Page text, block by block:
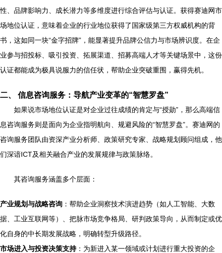
性、品牌影响力、成长潜力等多维度进行综合评估与认证。获得赛迪网市
场地位认证，意味着企业的行业地位获得了国家级第三方权威机构的背
书，这如同一块“金字招牌”，能显著提升品牌公信力与市场辨识度。在企
业参与招投标、吸引投资、拓展渠道、招募高端人才等关键场景中，这份
认证都能成为极具说服力的信任状，帮助企业突破重围，赢得先机。
二、 信息咨询服务：导航产业变革的“智慧罗盘”
如果说市场地位认证是对企业过往成绩的肯定与“授勋”，那么高端信
息咨询服务则是面向为企业指明航向、规避风险的“智慧罗盘”。赛迪网的
咨询服务团队由资深产业分析师、政策研究专家、战略规划顾问组成，他
们深谙ICT及相关融合产业的发展规律与政策脉络。
其咨询服务涵盖多个层面：
产业规划与战略咨询 ：帮助企业洞察技术演进趋势（如人工智能、大数
据、工业互联网等）、把脉市场竞争格局、研判政策导向，从而制定或优
化自身的中长期发展战略，明确转型升级路径。
市场进入与投资决策支持：为新进入某一领域或计划进行重大投资的企